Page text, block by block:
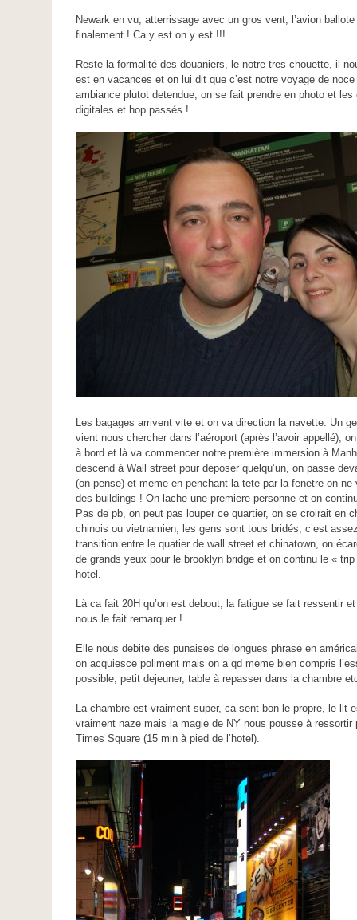
Newark en vu, atterrissage avec un gros vent, l’avion
finalement ! Ca y est on y est !!!
Reste la formalité des douaniers, le notre tres chouette, il
est en vacances et on lui dit que c’est notre voyage de
ambiance plutot detendue, on se fait prendre en photo et les
digitales et hop passés !
Les bagages arrivent vite et on va direction la navette. Un
vient nous chercher dans l’aéroport (après l’avoir appellé),
à bord et là va commencer notre première immersion à
descend à Wall street pour deposer quelqu’un, on passe
(on pense) et meme en penchant la tete par la fenetre on ne
des buildings ! On lache une premiere personne et on
Pas de pb, on peut pas louper ce quartier, on se croirait en
chinois ou vietnamien, les gens sont tous bridés, c’est
transition entre le quatier de wall street et chinatown, on
de grands yeux pour le brooklyn bridge et on continu le « trip
hotel.
Là ca fait 20H qu’on est debout, la fatigue se fait ressentir
nous le fait remarquer !
Elle nous debite des punaises de longues phrase en
on acquiesce poliment mais on a qd meme bien compris
possible, petit dejeuner, table à repasser dans la chambre
La chambre est vraiment super, ca sent bon le propre, le lit
vraiment naze mais la magie de NY nous pousse à ressortir
Times Square (15 min à pied de l’hotel).